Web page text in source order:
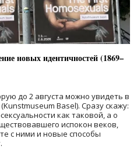
новых идентичностей (1869–
до 2 августа можно увидеть в
Basel). Сразу скажу:
как таковой, а о
испокон веков,
с ними и новые способы